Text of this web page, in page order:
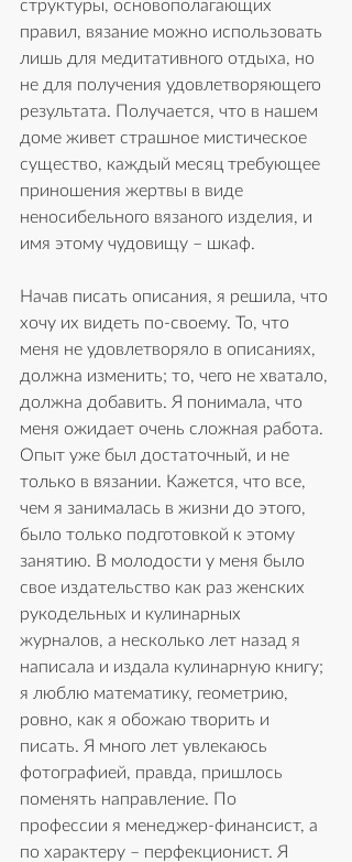
структуры, основополагающих
правил, вязание можно использовать
лишь для медитативного отдыха, но
не для получения удовлетворяющего
результата. Получается, что в нашем
доме живет страшное мистическое
существо, каждый месяц требующее
приношения жертвы в виде
неносибельного вязаного изделия, и
имя этому чудовищу – шкаф.
Начав писать описания, я решила, что
хочу их видеть по-своему. То, что
меня не удовлетворяло в описаниях,
должна изменить; то, чего не хватало,
должна добавить. Я понимала, что
меня ожидает очень сложная работа.
Опыт уже был достаточный, и не
только в вязании. Кажется, что все,
чем я занималась в жизни до этого,
было только подготовкой к этому
занятию. В молодости у меня было
свое издательство как раз женских
рукодельных и кулинарных
журналов, а несколько лет назад я
написала и издала кулинарную книгу;
я люблю математику, геометрию,
ровно, как я обожаю творить и
писать. Я много лет увлекаюсь
фотографией, правда, пришлось
поменять направление. По
профессии я менеджер-финансист, а
по характеру – перфекционист. Я